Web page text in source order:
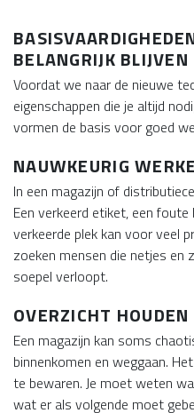
BELANGRIJK BLIJVEN
Voordat we naar de nieuwe
eigenschappen die je altijd
vormen de basis voor goed
NAUWKEURIG
In een magazijn of
Een verkeerd etiket, een
verkeerde plek kan voor veel
zoeken mensen die netjes en
soepel verloopt.
OVERZICHT HOUDEN
Een magazijn kan soms
binnenkomen en weggaan.
te bewaren. Je moet weten
wat er als volgende moet